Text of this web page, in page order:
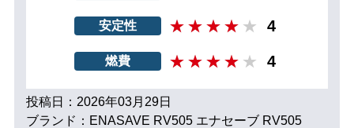
安定性 4
燃費 4
投稿日：2026年03月29日
ブランド：ENASAVE RV505 エナセーブ RV505